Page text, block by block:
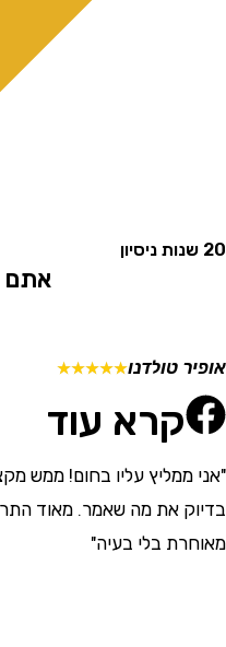
אתם
טולדנו☆
☆
☆
☆
☆
קרא עוד
עליו בחום! ממש
את מה שאמר. מאוד
בלי בעיה"